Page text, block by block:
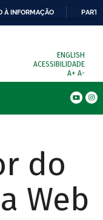
À INFORMAÇÃO
ENGLISH
ACESSIBILIDADE
A+ A-
do
Web